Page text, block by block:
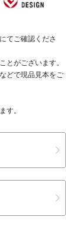
てご確認くださ
とがございます。
どで現品見本をご
す。